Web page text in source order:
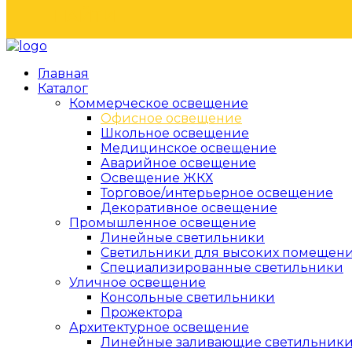
Главная
Каталог
Коммерческое освещение
Офисное освещение
Школьное освещение
Медицинское освещение
Аварийное освещение
Освещение ЖКХ
Торговое/интерьерное освещение
Декоративное освещение
Промышленное освещение
Линейные светильники
Светильники для высоких
Специализированные светильники
Уличное освещение
Консольные светильники
Прожектора
Архитектурное освещение
Линейные заливающие